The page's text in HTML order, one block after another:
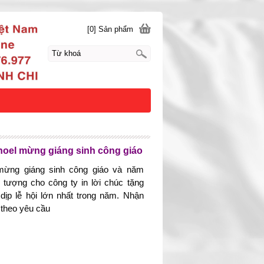
mừng giáng sinh công giáo
giáng sinh công giáo và năm
tượng cho công ty in lời chúc tặng
lễ hội lớn nhất trong năm. Nhận
yêu cầu
[0] Sản phẩm